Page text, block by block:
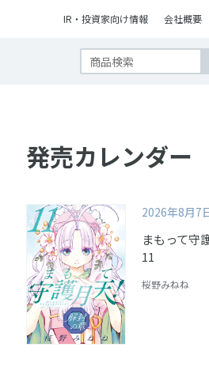
IR・投資家向け情報 会社概要
発売カレンダー
2026年8月7
まもって守
11
桜野みねね